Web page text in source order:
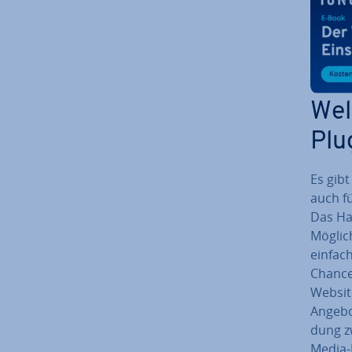
Es
auch
Das
dung